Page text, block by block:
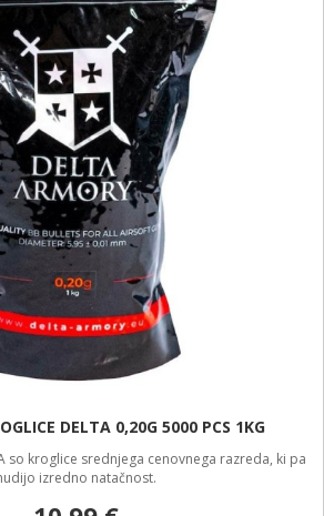
DELTA 0,20G 5000 PCS 1KG
so kroglice srednjega cenovnega razreda, ki pa
izredno natačnost.